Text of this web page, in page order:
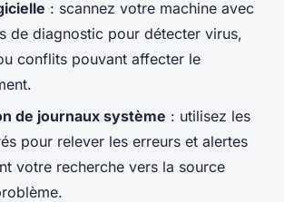
: scannez votre machine avec
de diagnostic pour détecter virus,
conflits pouvant affecter le
de journaux système : utilisez les
pour relever les erreurs et alertes
votre recherche vers la source